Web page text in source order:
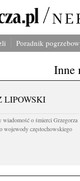
Poradnik
Inne
LIPOWSKI
wiadomość o śmierci Grzegorza
wojewody częstochowskiego